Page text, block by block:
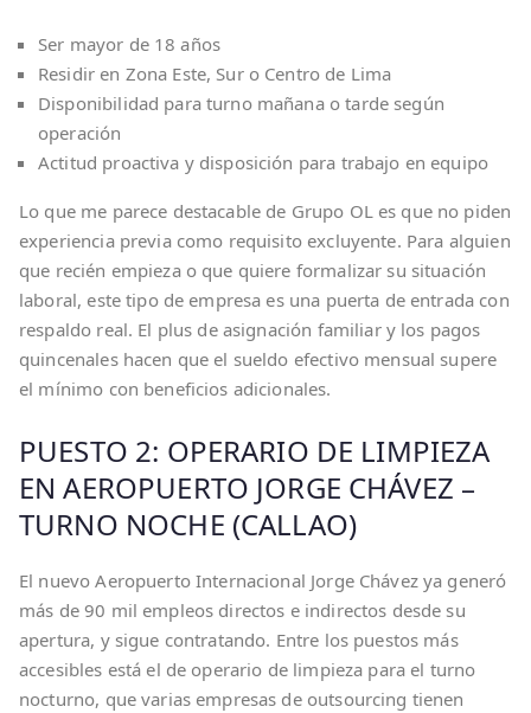
Ser mayor de 18 años
Residir en Zona Este, Sur o Centro de Lima
Disponibilidad para turno mañana o tarde según
operación
Actitud proactiva y disposición para trabajo en equipo
Lo que me parece destacable de Grupo OL es que no piden
experiencia previa como requisito excluyente. Para alguien
que recién empieza o que quiere formalizar su situación
laboral, este tipo de empresa es una puerta de entrada con
respaldo real. El plus de asignación familiar y los pagos
quincenales hacen que el sueldo efectivo mensual supere
el mínimo con beneficios adicionales.
PUESTO 2: OPERARIO DE LIMPIEZA
EN AEROPUERTO JORGE CHÁVEZ –
TURNO NOCHE (CALLAO)
El nuevo Aeropuerto Internacional Jorge Chávez ya generó
más de 90 mil empleos directos e indirectos desde su
apertura, y sigue contratando. Entre los puestos más
accesibles está el de operario de limpieza para el turno
nocturno, que varias empresas de outsourcing tienen